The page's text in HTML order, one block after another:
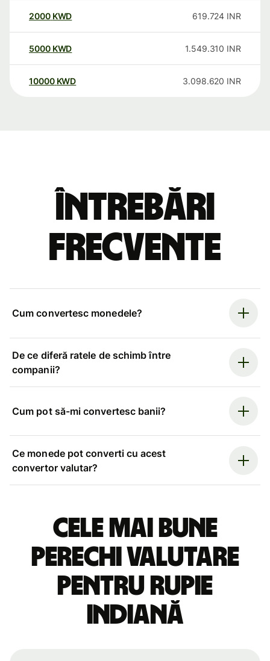
2000 KWD 619.724 INR
5000 KWD 1.549.310 INR
10000 KWD 3.098.620 INR
Întrebări
frecvente
Cum convertesc monedele?
De ce diferă ratele de schimb între
companii?
Cum pot să-mi convertesc banii?
Ce monede pot converti cu acest
convertor valutar?
Cele mai bune
perechi valutare
pentru rupie
indiană